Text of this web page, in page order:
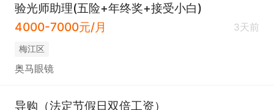
验光师助理(五险+年终奖+接受小白)
4000-7000元/月
3天前
梅江区
奥马眼镜
导购（法定节假日双倍工资）